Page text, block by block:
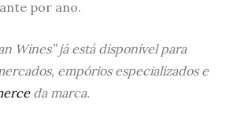
por ano.
Wines” já está disponível para
empórios especializados e
da marca.